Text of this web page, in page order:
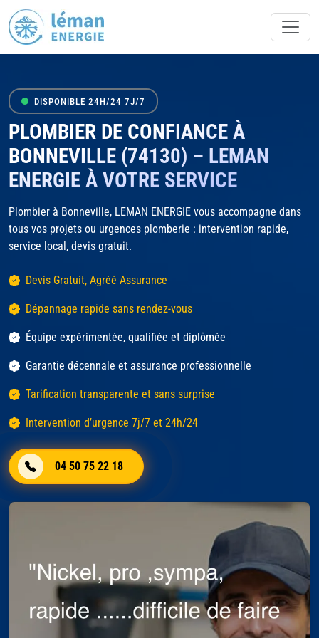
DISPONIBLE 24H/24 7J/7
PLOMBIER DE CONFIANCE À
BONNEVILLE (74130) – LEMAN
ENERGIE À VOTRE SERVICE
Plombier à Bonneville, LEMAN ENERGIE vous accompagne dans
tous vos projets ou urgences plomberie : intervention rapide,
service local, devis gratuit.
Devis Gratuit, Agréé Assurance
Dépannage rapide sans rendez-vous
Équipe expérimentée, qualifiée et diplômée
Garantie décennale et assurance professionnelle
Tarification transparente et sans surprise
Intervention d’urgence 7j/7 et 24h/24
04 50 75 22 18